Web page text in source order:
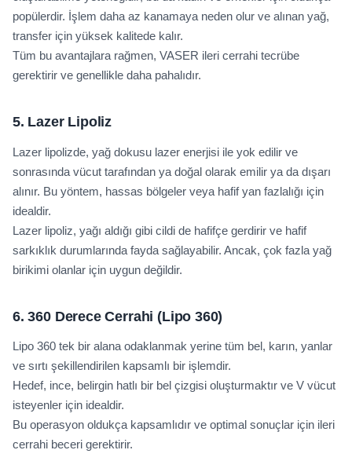
popülerdir. İşlem daha az kanamaya neden olur ve alınan yağ,
transfer için yüksek kalitede kalır.
Tüm bu avantajlara rağmen, VASER ileri cerrahi tecrübe
gerektirir ve genellikle daha pahalıdır.
5. Lazer Lipoliz
Lazer lipolizde, yağ dokusu lazer enerjisi ile yok edilir ve
sonrasında vücut tarafından ya doğal olarak emilir ya da dışarı
alınır. Bu yöntem, hassas bölgeler veya hafif yan fazlalığı için
idealdir.
Lazer lipoliz, yağı aldığı gibi cildi de hafifçe gerdirir ve hafif
sarkıklık durumlarında fayda sağlayabilir. Ancak, çok fazla yağ
birikimi olanlar için uygun değildir.
6. 360 Derece Cerrahi (Lipo 360)
Lipo 360 tek bir alana odaklanmak yerine tüm bel, karın, yanlar
ve sırtı şekillendirilen kapsamlı bir işlemdir.
Hedef, ince, belirgin hatlı bir bel çizgisi oluşturmaktır ve V vücut
isteyenler için idealdir.
Bu operasyon oldukça kapsamlıdır ve optimal sonuçlar için ileri
cerrahi beceri gerektirir.